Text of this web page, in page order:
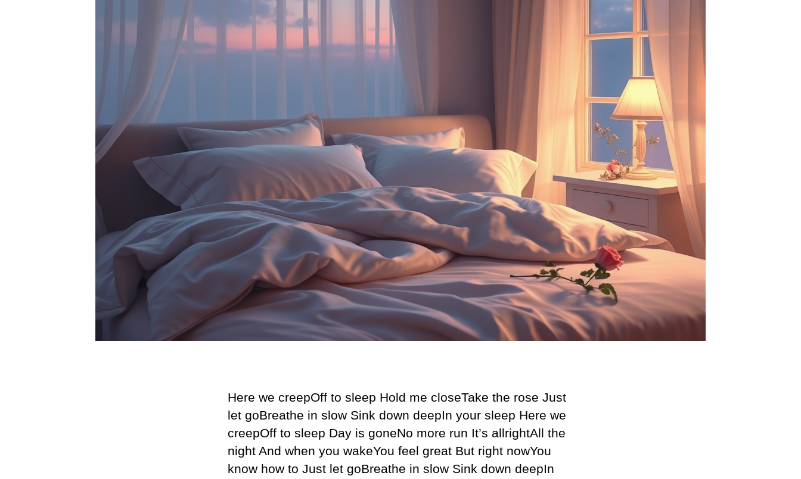
Here we creepOff to sleep Hold me closeTake the rose Just
let goBreathe in slow Sink down deepIn your sleep Here we
creepOff to sleep Day is goneNo more run It’s allrightAll the
night And when you wakeYou feel great But right nowYou
know how to Just let goBreathe in slow Sink down deepIn